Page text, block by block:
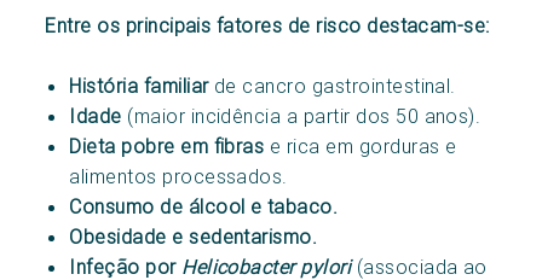
Entre os principais fatores de risco destacam-se:
História familiarde cancro gastrointestinal.
Idade (maior incidência a partir dos 50 anos).
Dieta pobre em fibras e rica em gorduras e
alimentos processados.
Consumo de álcool e tabaco.
Obesidade e sedentarismo.
Infeção por Helicobacter pylori(associada ao